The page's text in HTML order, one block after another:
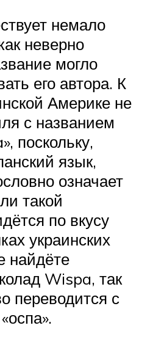
немало
неверно
могло
его автора. К
Америке не
с названием
поскольку,
язык,
означает
такой
по вкусу
украинских
найдёте
Wispa, так
переводится с